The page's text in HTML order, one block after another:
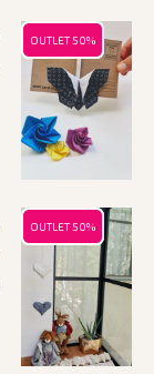
50% OUTLET
50% OUTLET
50% OUTLET
50% OUTLET